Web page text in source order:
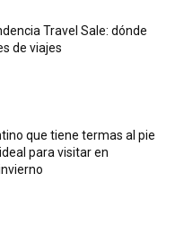
Travel Sale: dónde
de viajes
que tiene termas al pie
para visitar en